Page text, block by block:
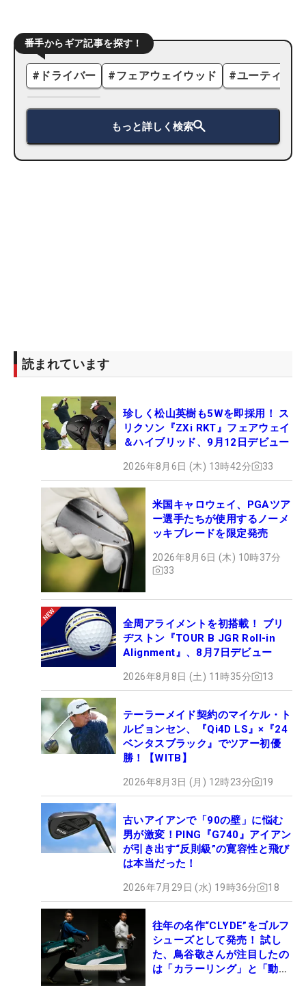
番手からギア記事を探す！
# ドライバー #フェアウェイウッド #ユーティリ
もっと詳しく検索
読まれています
珍しく松山英樹も5Wを即採用！ ス
リクソン『ZXi RKT』フェアウェイ
＆ハイブリッド、9月12日デビュー
2026年8月6日 (木) 13時42分 33
米国キャロウェイ、PGAツア
ー選手たちが使用するノーメ
ッキブレードを限定発売
2026年8月6日 (木) 10時37分
33
全周アライメントを初搭載！ ブリ
ヂストン『TOUR B JGR Roll-in
Alignment』、8月7日デビュー
2026年8月8日 (土) 11時35分 13
テーラーメイド契約のマイケル・ト
ルビョンセン、『Qi4D LS』×『24
ベンタスブラック』でツアー初優
勝！【WITB】
2026年8月3日 (月) 12時23分 19
古いアイアンで「90の壁」に悩む
男が激変！PING『G740』アイアン
が引き出す“反則級”の寛容性と飛び
は本当だった！
2026年7月29日 (水) 19時36分 18
往年の名作“CLYDE”をゴルフ
シューズとして発売！ 試し
た、鳥谷敬さんが注目したの
は「カラーリング」と「動き